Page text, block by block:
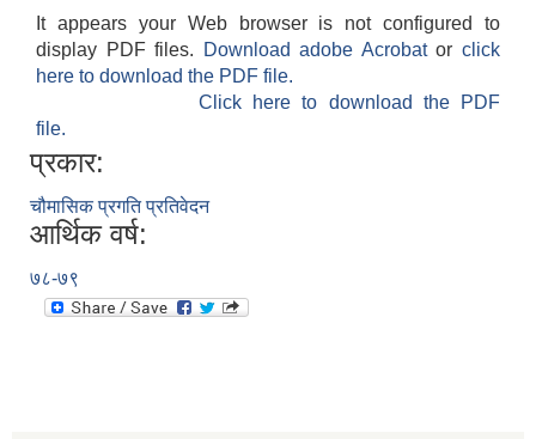
It appears your Web browser is not configured to
display PDF files.
Download adobe Acrobatorclick
here to download the PDF file.
Click here to download the PDF
file.
प्रकार:
चौमासिक प्रगति प्रतिवेदन
आर्थिक वर्ष:
७८-७९